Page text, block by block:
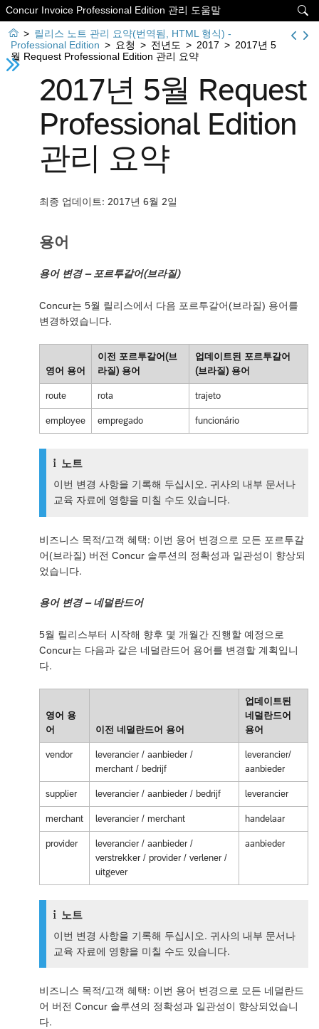

Concur Invoice Professional Edition 관리 도움말
 > 릴리스 노트 관리 요약(번역됨, HTML 형식) -
Professional Edition > 요청 > 전년도 > 2017 > 2017년 5
월 Request Professional Edition 관리 요약
2017년 5월 Request
Professional Edition
관리 요약
최종 업데이트: 2017년 6월 2일
용어
용어 변경 – 포르투갈어(브라질)
Concur는 5월 릴리스에서 다음 포르투갈어(브라질) 용어를
변경하였습니다.
영어 용어
이전 포르투갈어(브
라질) 용어
업데이트된 포르투갈어
(브라질) 용어
route rota trajeto
employee empregado funcionário
노트
이번 변경 사항을 기록해 두십시오. 귀사의 내부 문서나
교육 자료에 영향을 미칠 수도 있습니다.
비즈니스 목적/고객 혜택: 이번 용어 변경으로 모든 포르투갈
어(브라질) 버전 Concur 솔루션의 정확성과 일관성이 향상되
었습니다.
용어 변경 – 네덜란드어
5월 릴리스부터 시작해 향후 몇 개월간 진행할 예정으로
Concur는 다음과 같은 네덜란드어 용어를 변경할 계획입니
다.
영어 용
어
이전 네덜란드어 용어
업데이트된
네덜란드어
용어
vendor
leverancier / aanbieder /
merchant / bedrijf
leverancier/
aanbieder
supplier leverancier / aanbieder / bedrijf leverancier
merchant leverancier / merchant handelaar
provider
leverancier / aanbieder /
verstrekker / provider / verlener /
uitgever
aanbieder
노트
이번 변경 사항을 기록해 두십시오. 귀사의 내부 문서나
교육 자료에 영향을 미칠 수도 있습니다.
비즈니스 목적/고객 혜택: 이번 용어 변경으로 모든 네덜란드
어 버전 Concur 솔루션의 정확성과 일관성이 향상되었습니
다.